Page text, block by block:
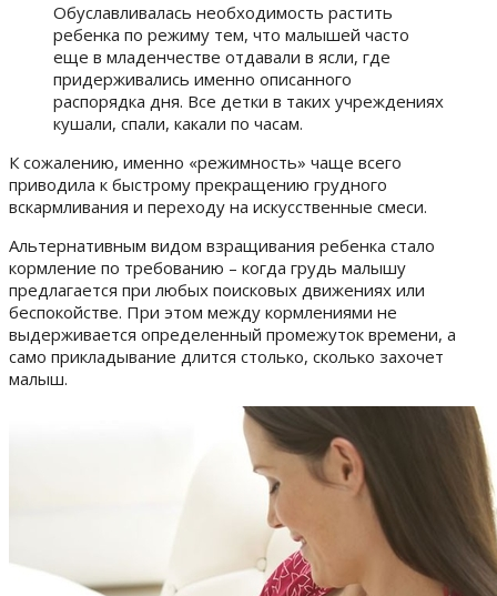
Обуславливалась необходимость растить
ребенка по режиму тем, что малышей часто
еще в младенчестве отдавали в ясли, где
придерживались именно описанного
распорядка дня. Все детки в таких учреждениях
кушали, спали, какали по часам.
К сожалению, именно «режимность» чаще всего
приводила к быстрому прекращению грудного
вскармливания и переходу на искусственные смеси.
Альтернативным видом взращивания ребенка стало
кормление по требованию – когда грудь малышу
предлагается при любых поисковых движениях или
беспокойстве. При этом между кормлениями не
выдерживается определенный промежуток времени, а
само прикладывание длится столько, сколько захочет
малыш.